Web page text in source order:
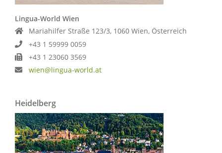
Lingua-World Wien
Mariahilfer Straße 123/3, 1060 Wien, Österreich
+43 1 59999 0059
+43 1 23060 3569
wien@lingua-world.at
Heidelberg